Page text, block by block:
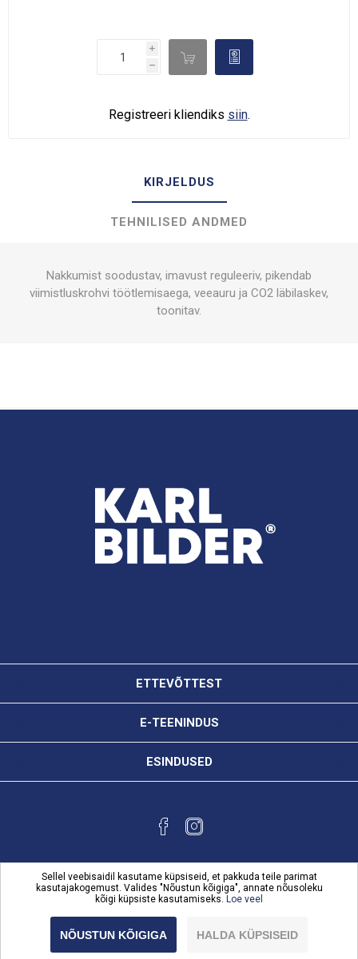
i
h
d 
Registreeri kliendiks siin.
KIRJELDUS
TEHNILISED ANDMED
Nakkumist soodustav, imavust reguleeriv, pikendab
viimistluskrohvi töötlemisaega, veeauru ja CO2 läbilaskev,
toonitav.
ETTEVÕTTEST
E-TEENINDUS
ESINDUSED
Copyright © 2026 Karl Bilder e-teenindus. Kõik õigused
reserveeritud.
Sellel veebisaidil kasutame küpsiseid, et pakkuda teile parimat
kasutajakogemust. Valides "Nõustun kõigiga", annate nõusoleku
kõigi küpsiste kasutamiseks. Loe veel
NÕUSTUN KÕIGIGA HALDA KÜPSISEID